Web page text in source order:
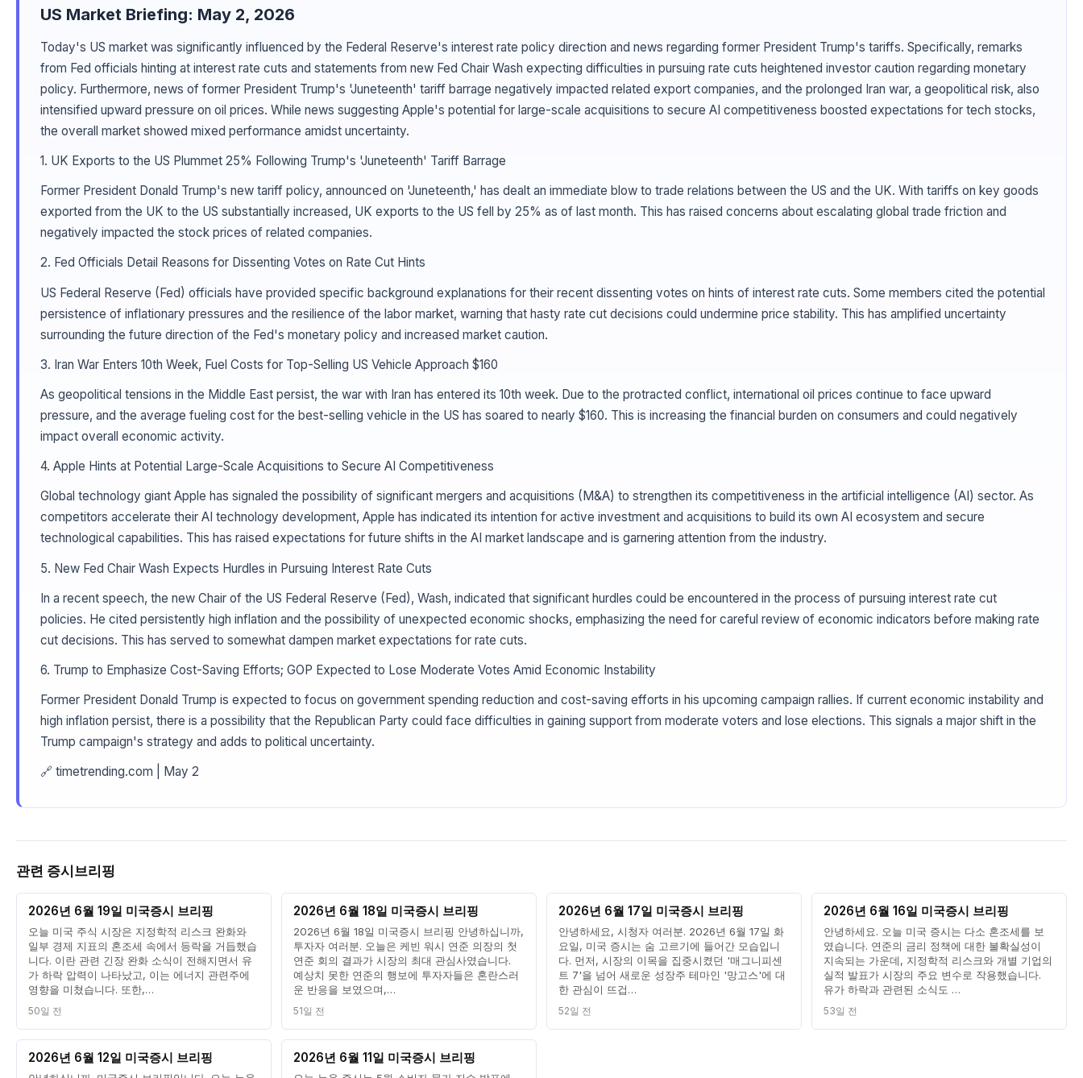
US Market Briefing: May 2, 2026
Today's US market was significantly influenced by the Federal Reserve's interest rate policy direction and news regarding former President Trump's tariffs. Specifically, remarks
from Fed officials hinting at interest rate cuts and statements from new Fed Chair Wash expecting difficulties in pursuing rate cuts heightened investor caution regarding monetary
policy. Furthermore, news of former President Trump's 'Juneteenth' tariff barrage negatively impacted related export companies, and the prolonged Iran war, a geopolitical risk, also
intensified upward pressure on oil prices. While news suggesting Apple's potential for large-scale acquisitions to secure AI competitiveness boosted expectations for tech stocks,
the overall market showed mixed performance amidst uncertainty.
1. UK Exports to the US Plummet 25% Following Trump's 'Juneteenth' Tariff Barrage
Former President Donald Trump's new tariff policy, announced on 'Juneteenth,' has dealt an immediate blow to trade relations between the US and the UK. With tariffs on key goods
exported from the UK to the US substantially increased, UK exports to the US fell by 25% as of last month. This has raised concerns about escalating global trade friction and
negatively impacted the stock prices of related companies.
2. Fed Officials Detail Reasons for Dissenting Votes on Rate Cut Hints
US Federal Reserve (Fed) officials have provided specific background explanations for their recent dissenting votes on hints of interest rate cuts. Some members cited the potential
persistence of inflationary pressures and the resilience of the labor market, warning that hasty rate cut decisions could undermine price stability. This has amplified uncertainty
surrounding the future direction of the Fed's monetary policy and increased market caution.
3. Iran War Enters 10th Week, Fuel Costs for Top-Selling US Vehicle Approach $160
As geopolitical tensions in the Middle East persist, the war with Iran has entered its 10th week. Due to the protracted conflict, international oil prices continue to face upward
pressure, and the average fueling cost for the best-selling vehicle in the US has soared to nearly $160. This is increasing the financial burden on consumers and could negatively
impact overall economic activity.
4. Apple Hints at Potential Large-Scale Acquisitions to Secure AI Competitiveness
Global technology giant Apple has signaled the possibility of significant mergers and acquisitions (M&A) to strengthen its competitiveness in the artificial intelligence (AI) sector. As
competitors accelerate their AI technology development, Apple has indicated its intention for active investment and acquisitions to build its own AI ecosystem and secure
technological capabilities. This has raised expectations for future shifts in the AI market landscape and is garnering attention from the industry.
5. New Fed Chair Wash Expects Hurdles in Pursuing Interest Rate Cuts
In a recent speech, the new Chair of the US Federal Reserve (Fed), Wash, indicated that significant hurdles could be encountered in the process of pursuing interest rate cut
policies. He cited persistently high inflation and the possibility of unexpected economic shocks, emphasizing the need for careful review of economic indicators before making rate
cut decisions. This has served to somewhat dampen market expectations for rate cuts.
6. Trump to Emphasize Cost-Saving Efforts; GOP Expected to Lose Moderate Votes Amid Economic Instability
Former President Donald Trump is expected to focus on government spending reduction and cost-saving efforts in his upcoming campaign rallies. If current economic instability and
high inflation persist, there is a possibility that the Republican Party could face difficulties in gaining support from moderate voters and lose elections. This signals a major shift in the
Trump campaign's strategy and adds to political uncertainty.
🔗 timetrending.com | May 2
관련 증시브리핑
2026년 6월 19일 미국증시 브리핑
오늘 미국 주식 시장은 지정학적 리스크 완화와
일부 경제 지표의 혼조세 속에서 등락을 거듭했습
니다. 이란 관련 긴장 완화 소식이 전해지면서 유
가 하락 압력이 나타났고, 이는 에너지 관련주에
영향을 미쳤습니다. 또한,…
50일 전
2026년 6월 18일 미국증시 브리핑
2026년 6월 18일 미국증시 브리핑 안녕하십니까,
투자자 여러분. 오늘은 케빈 워시 연준 의장의 첫
연준 회의 결과가 시장의 최대 관심사였습니다.
예상치 못한 연준의 행보에 투자자들은 혼란스러
운 반응을 보였으며,…
51일 전
2026년 6월 17일 미국증시 브리핑
안녕하세요, 시청자 여러분. 2026년 6월 17일 화
요일, 미국 증시는 숨 고르기에 들어간 모습입니
다. 먼저, 시장의 이목을 집중시켰던 '매그니피센
트 7'을 넘어 새로운 성장주 테마인 '망고스'에 대
한 관심이 뜨겁…
52일 전
2026년 6월 16일 미국증시 브리핑
안녕하세요. 오늘 미국 증시는 다소 혼조세를 보
였습니다. 연준의 금리 정책에 대한 불확실성이
지속되는 가운데, 지정학적 리스크와 개별 기업의
실적 발표가 시장의 주요 변수로 작용했습니다.
유가 하락과 관련된 소식도 …
53일 전
2026년 6월 12일 미국증시 브리핑 2026년 6월 11일 미국증시 브리핑